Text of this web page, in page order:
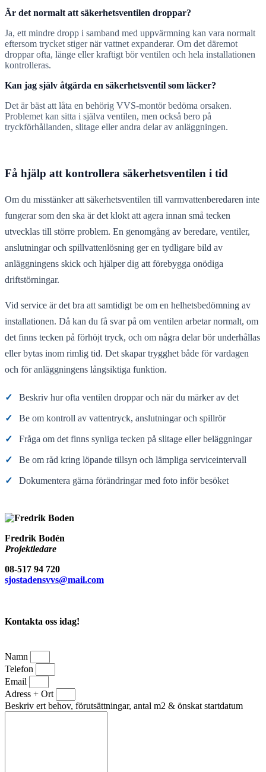
Är det normalt att säkerhetsventilen droppar?
Ja, ett mindre dropp i samband med uppvärmning kan vara normalt
eftersom trycket stiger när vattnet expanderar. Om det däremot
droppar ofta, länge eller kraftigt bör ventilen och hela installationen
kontrolleras.
Kan jag själv åtgärda en säkerhetsventil som läcker?
Det är bäst att låta en behörig VVS-montör bedöma orsaken.
Problemet kan sitta i själva ventilen, men också bero på
tryckförhållanden, slitage eller andra delar av anläggningen.
Få hjälp att kontrollera säkerhetsventilen i tid
Om du misstänker att säkerhetsventilen till varmvattenberedaren inte
fungerar som den ska är det klokt att agera innan små tecken
utvecklas till större problem. En genomgång av beredare, ventiler,
anslutningar och spillvattenlösning ger en tydligare bild av
anläggningens skick och hjälper dig att förebygga onödiga
driftstörningar.
Vid service är det bra att samtidigt be om en helhetsbedömning av
installationen. Då kan du få svar på om ventilen arbetar normalt, om
det finns tecken på förhöjt tryck, och om några delar bör underhållas
eller bytas inom rimlig tid. Det skapar trygghet både för vardagen
och för anläggningens långsiktiga funktion.
✓ Beskriv hur ofta ventilen droppar och när du märker av det
✓ Be om kontroll av vattentryck, anslutningar och spillrör
✓ Fråga om det finns synliga tecken på slitage eller beläggningar
✓ Be om råd kring löpande tillsyn och lämpliga serviceintervall
✓ Dokumentera gärna förändringar med foto inför besöket
Fredrik Bodén
Projektledare
08-517 94 720
sjostadensvvs@mail.com
Kontakta oss idag!
Namn
Telefon
Email
Adress + Ort
Beskriv ert behov, förutsättningar, antal m2 & önskat startdatum